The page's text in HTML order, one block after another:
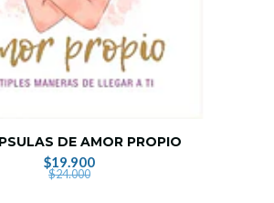
DE AMOR PROPIO
$19.900
$24.000